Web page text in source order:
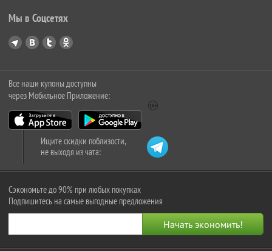
Мы в Соцсетях
Все наши купоны доступны
через Мобильное Приложение:
Ищите скидки поблизости,
не выходя из чата:
Сэкономьте до 90% при любых покупках
Подпишитесь на самые выгодные предложения